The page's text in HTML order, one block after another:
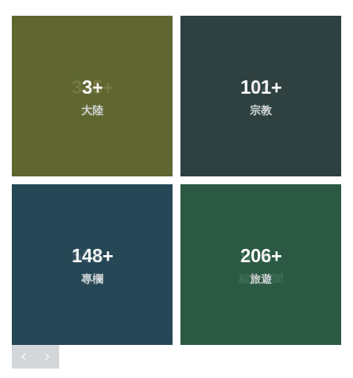
3+
大陸
101+
宗教
148+
專欄
206+
旅遊